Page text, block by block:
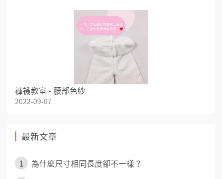
褲襪教室 - 腰部色紗
2022-09-07
最新文章
1
為什麼尺寸相同長度卻不一樣？